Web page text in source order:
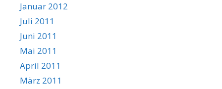
Januar 2012
Juli 2011
Juni 2011
Mai 2011
April 2011
März 2011